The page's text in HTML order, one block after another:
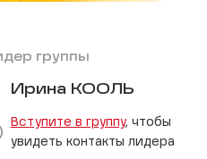
группы
Ирина КООЛЬ
Вступите в группу, чтобы
увидеть контакты лидера